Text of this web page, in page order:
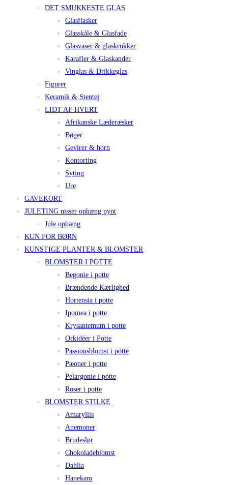
DET SMUKKESTE GLAS
Glasflasker
Glasskåle & Glasfade
Glasvaser & glaskrukker
Karafler & Glaskander
Vinglas & Drikkeglas
Figurer
Keramik & Stentøj
LIDT AF HVERT
Afrikanske Læderæsker
Bøger
Gevirer & horn
Kontorting
Syting
Ure
GAVEKORT
JULETING nisser ophæng pynt
Jule ophæng
KUN FOR BØRN
KUNSTIGE PLANTER & BLOMSTER
BLOMSTER I POTTE
Begonie i potte
Brændende Kærlighed
Hortensia i potte
Ipomea i potte
Krysantemum i potte
Orkidéer i Potte
Passionsblomst i potte
Pæoner i potte
Pelargonie i potte
Roser i potte
BLOMSTER STILKE
Amaryllis
Anemoner
Brudeslør
Chokoladeblomst
Dahlia
Hanekam